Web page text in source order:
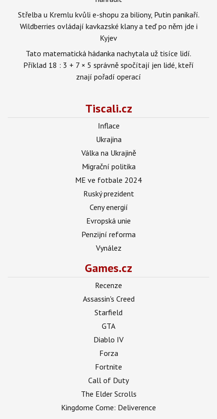
Střelba u Kremlu kvůli e-shopu za biliony, Putin panikaří.
Wildberries ovládají kavkazské klany a teď po něm jde i
Kyjev
Tato matematická hádanka nachytala už tisíce lidí.
Příklad 18 : 3 + 7 × 5 správně spočítají jen lidé, kteří
znají pořadí operací
Tiscali.cz
Inflace
Ukrajina
Válka na Ukrajině
Migrační politika
ME ve fotbale 2024
Ruský prezident
Ceny energií
Evropská unie
Penzijní reforma
Vynález
Games.cz
Recenze
Assassin's Creed
Starfield
GTA
Diablo IV
Forza
Fortnite
Call of Duty
The Elder Scrolls
Kingdome Come: Deliverence